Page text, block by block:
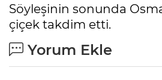
Söyleşinin sonunda
çiçek takdim etti.
Yorum Ekle